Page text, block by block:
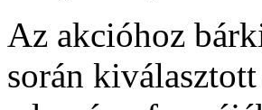
Az akcióhoz
során